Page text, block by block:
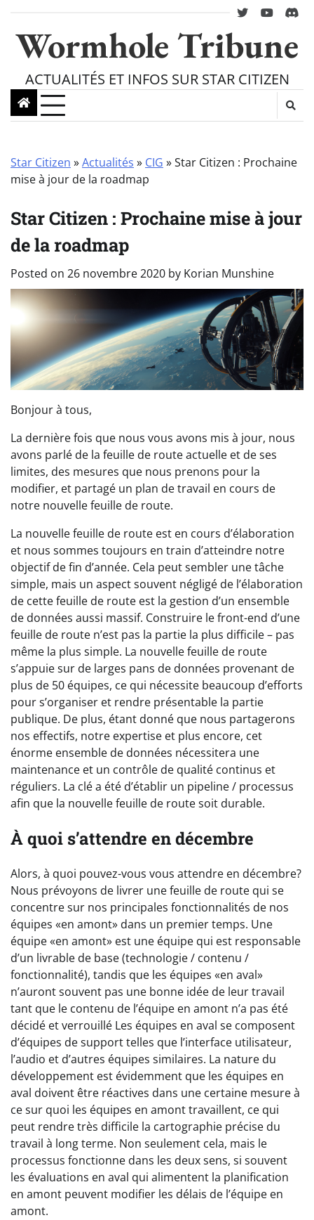
content
twitteryoutube
Wormhole Tribune
ACTUALITÉS ET INFOS SUR STAR CITIZEN
Star Citizen »Actualités » CIG »Star Citizen : Prochaine
mise à jour de la roadmap
Star Citizen : Prochaine mise à jour
de la roadmap
Posted on 26 novembre 2020 by Korian Munshine
Bonjour à tous,
La dernière fois que nous vous avons mis à jour, nous
avons parlé de la feuille de route actuelle et de ses
limites, des mesures que nous prenons pour la
modifier, et partagé un plan de travail en cours de
notre nouvelle feuille de route.
La nouvelle feuille de route est en cours d’élaboration
et nous sommes toujours en train d’atteindre notre
objectif de fin d’année. Cela peut sembler une tâche
simple, mais un aspect souvent négligé de l’élaboration
de cette feuille de route est la gestion d’un ensemble
de données aussi massif. Construire le front-end d’une
feuille de route n’est pas la partie la plus difficile – pas
même la plus simple. La nouvelle feuille de route
s’appuie sur de larges pans de données provenant de
plus de 50 équipes, ce qui nécessite beaucoup d’efforts
pour s’organiser et rendre présentable la partie
publique. De plus, étant donné que nous partagerons
nos effectifs, notre expertise et plus encore, cet
énorme ensemble de données nécessitera une
maintenance et un contrôle de qualité continus et
réguliers. La clé a été d’établir un pipeline / processus
afin que la nouvelle feuille de route soit durable.
À quoi s’attendre en décembre
Alors, à quoi pouvez-vous vous attendre en décembre?
Nous prévoyons de livrer une feuille de route qui se
concentre sur nos principales fonctionnalités de nos
équipes «en amont» dans un premier temps. Une
équipe «en amont» est une équipe qui est responsable
d’un livrable de base (technologie / contenu /
fonctionnalité), tandis que les équipes «en aval»
n’auront souvent pas une bonne idée de leur travail
tant que le contenu de l’équipe en amont n’a pas été
décidé et verrouillé Les équipes en aval se composent
d’équipes de support telles que l’interface utilisateur,
l’audio et d’autres équipes similaires. La nature du
développement est évidemment que les équipes en
aval doivent être réactives dans une certaine mesure à
ce sur quoi les équipes en amont travaillent, ce qui
peut rendre très difficile la cartographie précise du
travail à long terme. Non seulement cela, mais le
processus fonctionne dans les deux sens, si souvent
les évaluations en aval qui alimentent la planification
en amont peuvent modifier les délais de l’équipe en
amont.